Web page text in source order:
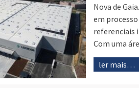
Nova de
em
referenciais
Com uma
ler mais…